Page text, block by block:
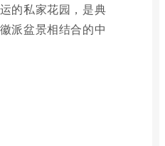
的私家花园，是典
派盆景相结合的中